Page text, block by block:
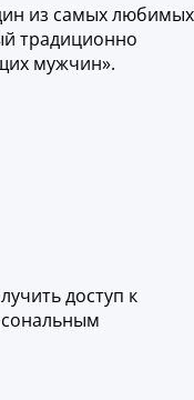
из самых любимых
традиционно
мужчин».
доступ к